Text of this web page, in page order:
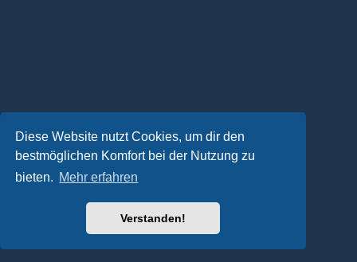
Diese Website nutzt Cookies, um dir den
bestmöglichen Komfort bei der Nutzung zu
bieten. Mehr erfahren
Verstanden!